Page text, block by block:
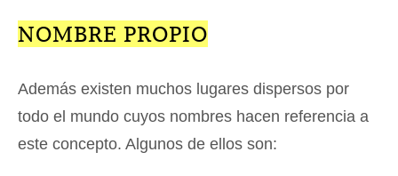
NOMBRE PROPIO
Además existen muchos lugares dispersos por
todo el mundo cuyos nombres hacen referencia a
este concepto. Algunos de ellos son: